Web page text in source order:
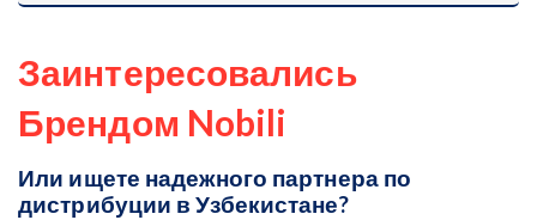
Заинтересовались
Брендом Nobili
Или ищете надежного партнера по
дистрибуции в Узбекистане?